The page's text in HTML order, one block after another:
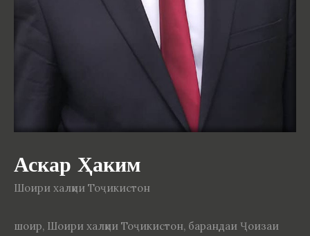
Аскар Ҳаким
Шоири халқии Тоҷикистон
шоир, Шоири халқии Тоҷикистон, барандаи Ҷоизаи